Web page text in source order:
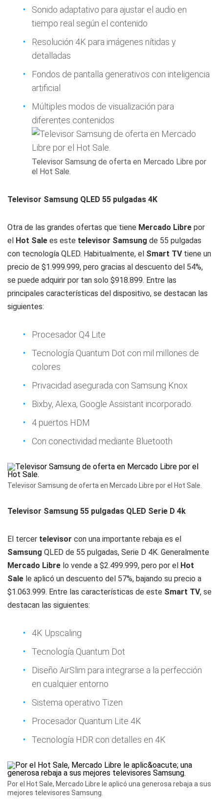
Sonido adaptativo para ajustar el audio en
tiempo real según el contenido
Resolución 4K para imágenes nítidas y
detalladas
Fondos de pantalla generativos con inteligencia
artificial
Múltiples modos de visualización para
diferentes contenidos
Televisor Samsung de oferta en Mercado Libre por
el Hot Sale.
Televisor Samsung QLED 55 pulgadas 4K
Otra de las grandes ofertas que tiene Mercado Libre por
el Hot Sale es este televisor Samsung de 55 pulgadas
con tecnología QLED. Habitualmente, el Smart TVtiene un
precio de $1.999.999, pero gracias al descuento del 54%,
se puede adquirir por tan solo $918.899. Entre las
principales características del dispositivo, se destacan las
siguientes:
Procesador Q4 Lite
Tecnología Quantum Dot con mil millones de
colores
Privacidad asegurada con Samsung Knox
Bixby, Alexa, Google Assistant incorporado.
4 puertos HDM
Con conectividad mediante Bluetooth
Televisor Samsung de oferta en Mercado Libre por el Hot Sale.
Televisor Samsung 55 pulgadas QLED Serie D 4k
El tercer televisor con una importante rebaja es el
Samsung QLED de 55 pulgadas, Serie D 4K. Generalmente
Mercado Libre lo vende a $2.499.999, pero por el Hot
Sale le aplicó un descuento del 57%, bajando su precio a
$1.063.999. Entre las características de este Smart TV, se
destacan las siguientes:
4K Upscaling
Tecnología Quantum Dot
Diseño AirSlim para integrarse a la perfección
en cualquier entorno
Sistema operativo Tizen
Procesador Quantum Lite 4K
Tecnología HDR con detalles en 4K
Por el Hot Sale, Mercado Libre le aplicó una generosa rebaja a sus
mejores televisores Samsung.